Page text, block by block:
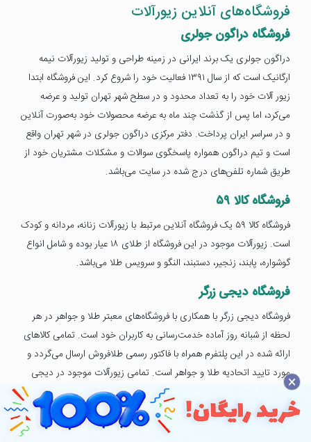
فروشگاه‌های آنلاین زیورآلات
فروشگاه دراگون جولری
دراگون جولری یک برند ایرانی در زمینه طراحی و تولید زیورآلات نیمه
ارگانیک است که از سال ۱۳۹۱ فعالیت خود را شروع کرد. این فروشگاه ابتدا
زیور آلات خود را به تعداد محدود و در سطح شهر تهران تولید و عرضه
می‌کرد، اما پس از گذشت چند ماه به عرضه محصولات خود به‌صورت آنلاین
و در سراسر ایران پرداخت. دفتر مرکزی دراگون جولری در شهر تهران واقع
است و تیم دراگون همواره پاسخگوی سوالات و مشکلات مشتریان خود از
طریق شماره تلفن‌های درج شده در سایت می‌باشد.
فروشگاه کالا ۵۹
فروشگاه کالا ۵۹ یک فروشگاه آنلاین مرتبط با زیورآلات زنانه، مردانه و کودک
است. زیورآلات موجود در این فروشگاه از طلای ۱۸ عیار بوده و شامل انواع
گوشواره، پابند، زنجیر، دستبند، النگو و سرویس طلا می‌باشد.
فروشگاه دیجی زرگر
فروشگاه دیجی زرگر با همکاری با فروشگاه‌های معبتر طلا و جواهر در هر
لحظه از شبانه روز آماده خدمت‌رسانی به کاربران خود است. تمامی کالاهای
ارائه شده در این پلتفرم همراه با فاکتور رسمی طلافروش ارسال می‌گردد و
مورد تایید اتحادیه طلا و جواهر است. تمامی زیورآلات موجود در دیجی
زرگر طلای ۱۸ عیار بوده و هیچ‌گونه کالای دست دوم از طریق این سایت به
فروش نمی‌رسد. مشتریان می‌توانند پس از خرید کالای خریداری شده را با
هماهنگی تیم فروش دیجی زرگر تعویض نمایند. کلیه سفارش‌های ثبت
×